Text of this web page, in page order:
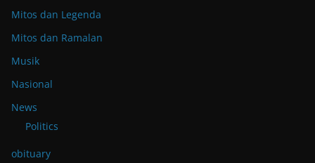
Mitos dan Legenda
Mitos dan Ramalan
Musik
Nasional
News
Politics
obituary